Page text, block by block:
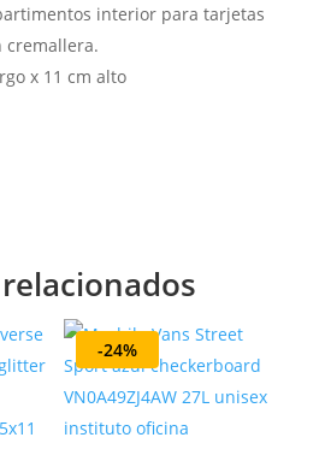
interior para tarjetas
cremallera.
x 11 cm alto
-24%